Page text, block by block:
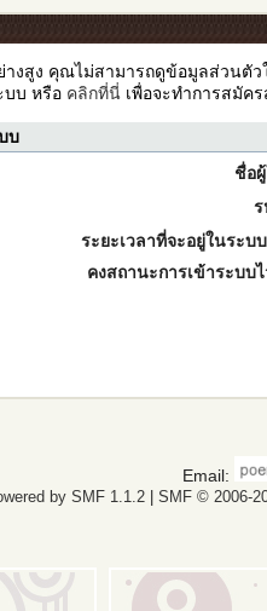
างสูง คุณไม่สามารถดูข้อมูลส่วนตั
บบ หรือ คลิกที่นี่เพื่อจะทำการสมัค
บ
ชื่อ
ระยะเวลาที่จะอยู่ในระบ
คงสถานะการเข้าระบบ
Email:
by SMF 1.1.2| SMF © 2006-